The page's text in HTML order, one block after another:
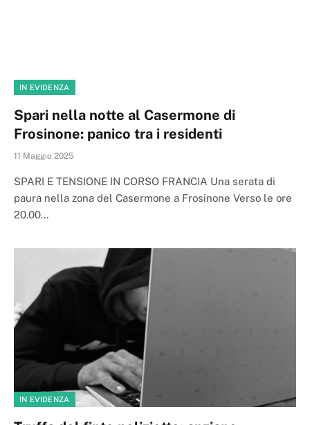
IN EVIDENZA
Spari nella notte al Casermone di
Frosinone: panico tra i residenti
11 Maggio 2025
SPARI E TENSIONE IN CORSO FRANCIA Una serata di
paura nella zona del Casermone a Frosinone Verso le ore
20.00…
IN EVIDENZA